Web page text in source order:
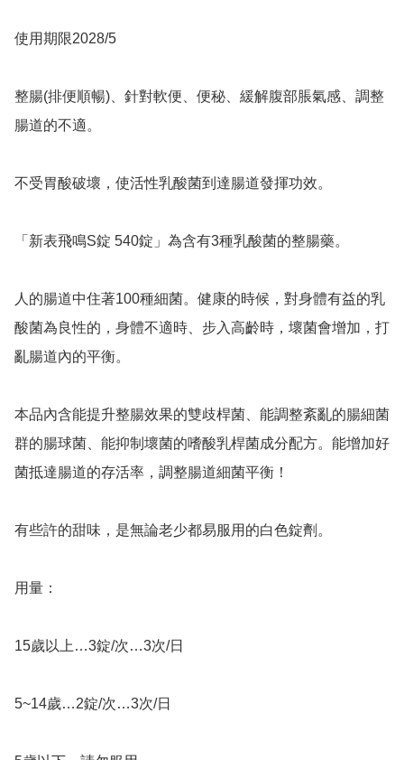
使用期限2028/5
整腸(排便順暢)、針對軟便、便秘、緩解腹部脹氣感、調整
腸道的不適。
不受胃酸破壞，使活性乳酸菌到達腸道發揮功效。
「新表飛鳴S錠 540錠」為含有3種乳酸菌的整腸藥。
人的腸道中住著100種細菌。健康的時候，對身體有益的乳
酸菌為良性的，身體不適時、步入高齡時，壞菌會增加，打
亂腸道內的平衡。
本品內含能提升整腸效果的雙歧桿菌、能調整紊亂的腸細菌
群的腸球菌、能抑制壞菌的嗜酸乳桿菌成分配方。能增加好
菌抵達腸道的存活率，調整腸道細菌平衡！
有些許的甜味，是無論老少都易服用的白色錠劑。
用量：
15歲以上…3錠/次…3次/日
5~14歲…2錠/次…3次/日